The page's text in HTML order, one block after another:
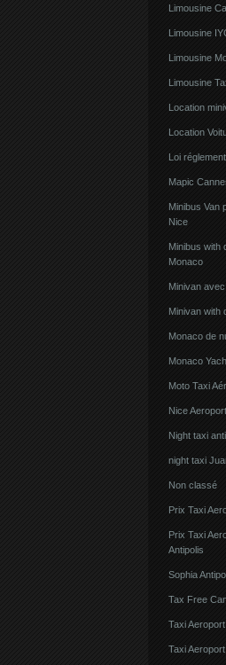
Limousine
Limousine
Limousine
Limousine
Location
Location
Loi
Mapic
Minibus Van
Nice
Minibus with
Monaco
Minivan
Minivan with
Monaco de
Monaco
Moto Taxi
Nice
Night taxi
night taxi
Non classé
Prix Taxi
Prix Taxi
Antipolis
Sophia
Tax Free
Taxi
Taxi